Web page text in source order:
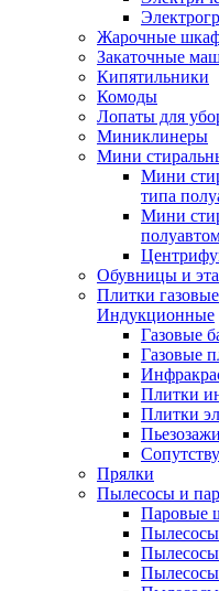
Жарочные
Закаточные
Кипятильники
Комоды
Лопаты для
Миниклинеры
Мини
Мини
типа
Мини
Обувницы и
Плитки
Индукционные
Газовые
Газовые
Плитки
Плитки
Прялки
Пылесосы и
Паровые
Пылесосы